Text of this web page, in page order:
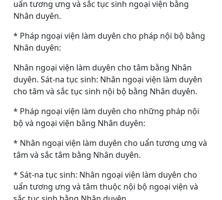
uẩn tương ưng và sắc tục sinh ngoại viện bằng
Nhân duyên.
* Pháp ngoại viện làm duyên cho pháp nội bộ bằng
Nhân duyên:
Nhân ngoại viện làm duyên cho tâm bằng Nhân
duyên. Sát-na tục sinh: Nhân ngoại viện làm duyên
cho tâm và sắc tục sinh nội bộ bằng Nhân duyên.
* Pháp ngoại viện làm duyên cho những pháp nội
bộ và ngoại viện bằng Nhân duyên:
* Nhân ngoại viện làm duyên cho uẩn tương ưng và
tâm và sắc tâm bằng Nhân duyên.
* Sát-na tục sinh: Nhân ngoại viện làm duyên cho
uẩn tương ưng và tâm thuộc nội bộ ngoại viện và